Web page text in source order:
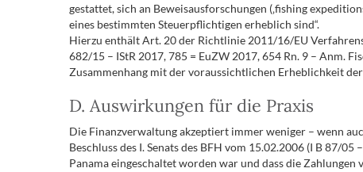
gestattet, sich an Beweisausforschungen (‚fishing
eines bestimmten Steuerpflichtigen erheblich sind“.
Hierzu enthält Art. 20 der Richtlinie 2011/16/EU
682/15 – IStR 2017, 785 = EuZW 2017, 654 Rn. 9 – Anm.
Zusammenhang mit der voraussichtlichen Erheblichkeit
D. Auswirkungen für die Praxis
Die Finanzverwaltung akzeptiert immer weniger – wenn
Beschluss des I. Senats des BFH vom 15.02.2006 (I B 87/
Panama eingeschaltet worden war und dass die